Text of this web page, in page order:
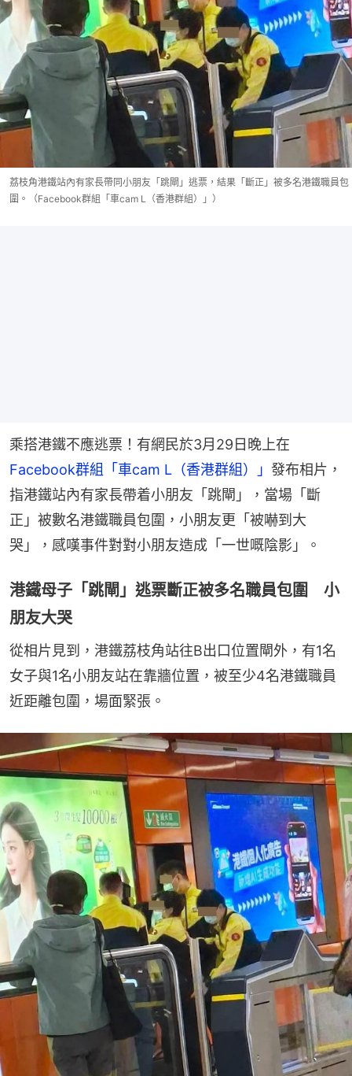
荔枝角港鐵站內有家長帶同小朋友「跳閘」逃票，結果「斷正」被多名港鐵職員包
圍。（Facebook群組「車cam L（香港群組）」）
乘搭港鐵不應逃票！有網民於3月29日晚上在
Facebook群組「車cam L（香港群組）」 發布相片，
指港鐵站內有家長帶着小朋友「跳閘」，當場「斷
正」被數名港鐵職員包圍，小朋友更「被嚇到大
哭」，感嘆事件對對小朋友造成「一世嘅陰影」。
港鐵母子「跳閘」逃票斷正被多名職員包圍 小
朋友大哭
從相片見到，港鐵荔枝角站往B出口位置閘外，有1名
女子與1名小朋友站在靠牆位置，被至少4名港鐵職員
近距離包圍，場面緊張。